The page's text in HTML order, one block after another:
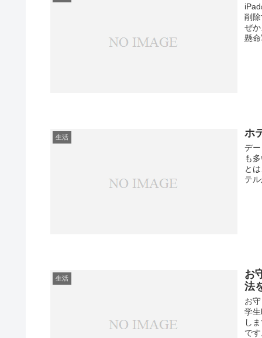
削
ぜ
懸
生活 ホ
デ
も
と
テ
生活
お
法
お
学
し
で